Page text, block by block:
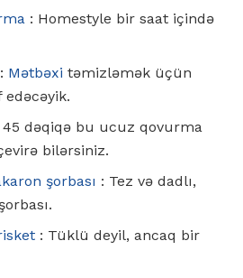
: Homestyle bir saat içində
: Mətbəxi təmizləmək üçün
edəcəyik.
45 dəqiqə bu ucuz qovurma
bilərsiniz.
şorbası : Tez və dadlı,
: Tüklü deyil, ancaq bir